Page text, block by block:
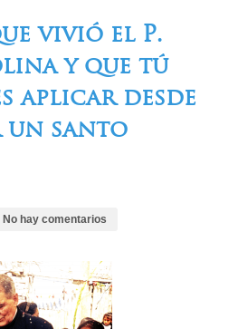
vivió el P.
y que tú
aplicar desde
un santo
No hay comentarios